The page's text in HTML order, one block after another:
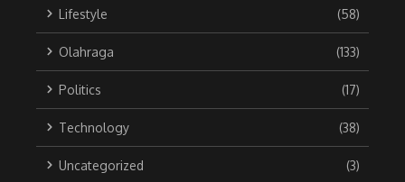
Lifestyle (58)
Olahraga (133)
Politics (17)
Technology (38)
Uncategorized (3)